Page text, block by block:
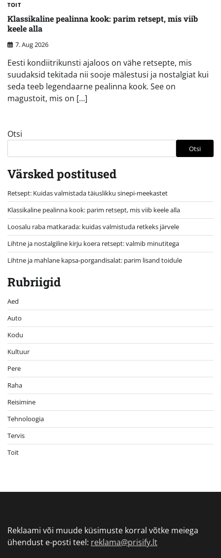
TOIT
Klassikaline pealinna kook: parim retsept, mis viib
keele alla
7. Aug 2026
Eesti kondiitrikunsti ajaloos on vähe retsepte, mis
suudaksid tekitada nii sooje mälestusi ja nostalgiat kui
seda teeb legendaarne pealinna kook. See on
magustoit, mis on […]
Otsi
Otsi
Värsked postitused
Retsept: Kuidas valmistada täiuslikku sinepi-meekastet
Klassikaline pealinna kook: parim retsept, mis viib keele alla
Loosalu raba matkarada: kuidas valmistuda retkeks järvele
Lihtne ja nostalgiline kirju koera retsept: valmib minutitega
Lihtne ja mahlane kapsa-porgandisalat: parim lisand toidule
Rubriigid
Aed
Auto
Kodu
Kultuur
Pere
Raha
Reisimine
Tehnoloogia
Tervis
Toit
Reklaami või muude küsimuste korral võtke meiega
ühendust e-posti teel: reklama@prisify.lt